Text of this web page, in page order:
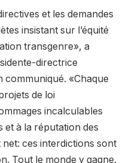
et les demandes
insistant sur l’équité
transgenre», a
directrice
communiqué. «Chaque
de loi
incalculables
et à la réputation des
net: ces interdictions sont
Tout le monde y gagne.